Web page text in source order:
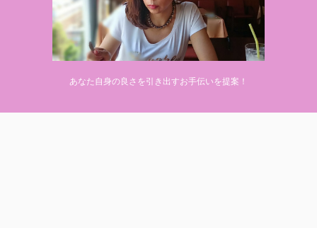
あなた自身の良さを引き出すお手伝いを提案！
AFFINGER5